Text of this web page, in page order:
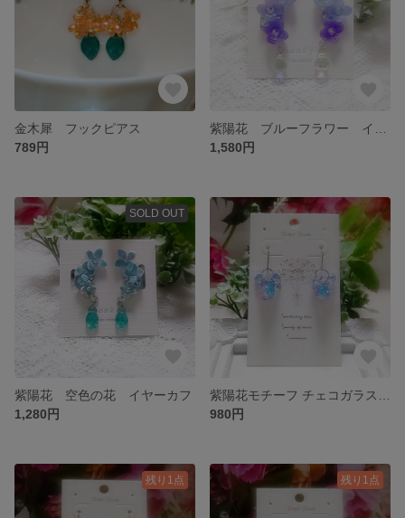
金木犀 フックピアス
789円
1,580円
SOLD OUT
紫陽花 空色の花 イヤーカフ
1,280円
980円
残り1点 残り1点